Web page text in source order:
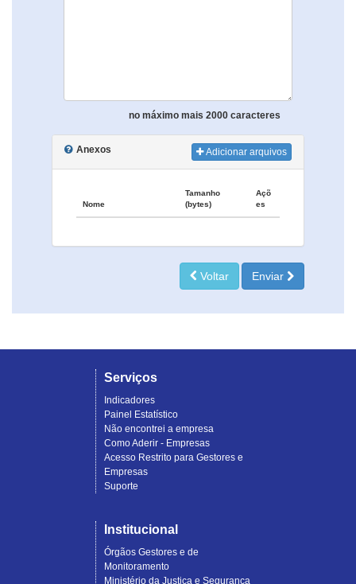
no máximo mais 2000 caracteres
Anexos Adicionar arquivos
Nome
Tamanho
(bytes)
Açõ
es
Voltar Enviar
Serviços
Indicadores
Painel Estatístico
Não encontrei a empresa
Como Aderir - Empresas
Acesso Restrito para Gestores e
Empresas
Suporte
Institucional
Órgãos Gestores e de
Monitoramento
Ministério da Justiça e Segurança